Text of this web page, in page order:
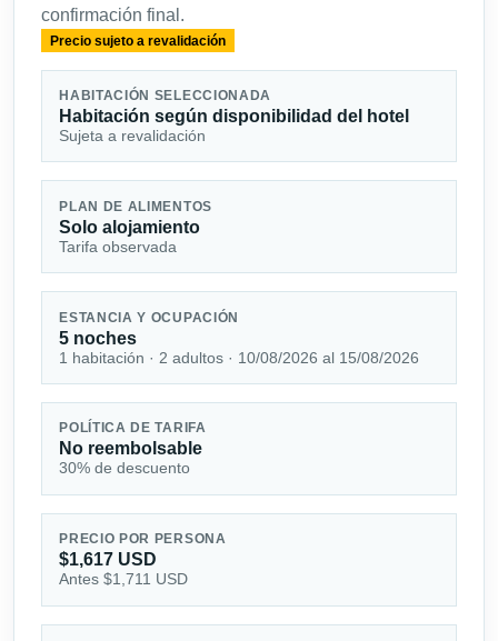
confirmación final.
Precio sujeto a revalidación
HABITACIÓN SELECCIONADA
Habitación según disponibilidad del hotel
Sujeta a revalidación
PLAN DE ALIMENTOS
Solo alojamiento
Tarifa observada
ESTANCIA Y OCUPACIÓN
5 noches
1 habitación · 2 adultos · 10/08/2026 al 15/08/2026
POLÍTICA DE TARIFA
No reembolsable
30% de descuento
PRECIO POR PERSONA
$1,617 USD
Antes $1,711 USD